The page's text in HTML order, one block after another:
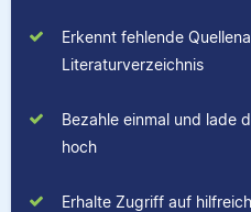
Erkennt fehlende
Literaturverzeichnis
Bezahle einmal und lade
hoch
Erhalte Zugriff auf